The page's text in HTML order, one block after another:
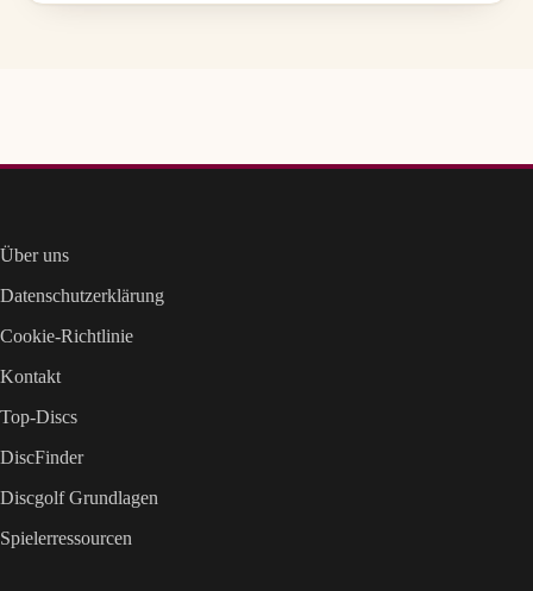
Über uns
Datenschutzerklärung
Cookie-Richtlinie
Kontakt
Top-Discs
DiscFinder
Discgolf Grundlagen
Spielerressourcen